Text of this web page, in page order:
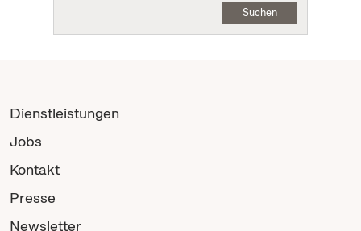
Suchen
Dienstleistungen
Jobs
Kontakt
Presse
Newsletter